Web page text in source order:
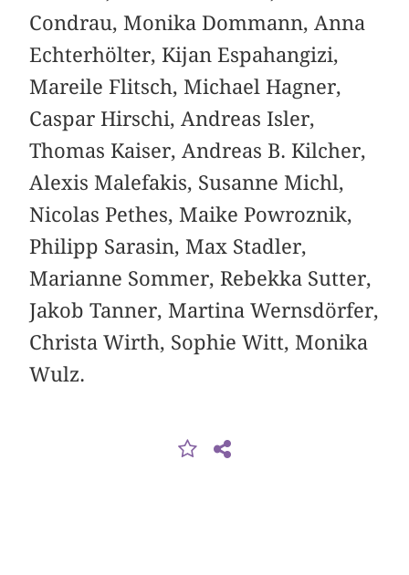
Condrau, Monika Dommann, Anna
Echterhölter, Kijan Espahangizi,
Mareile Flitsch, Michael Hagner,
Caspar Hirschi, Andreas Isler,
Thomas Kaiser, Andreas B. Kilcher,
Alexis Malefakis, Susanne Michl,
Nicolas Pethes, Maike Powroznik,
Philipp Sarasin, Max Stadler,
Marianne Sommer, Rebekka Sutter,
Jakob Tanner, Martina Wernsdörfer,
Christa Wirth, Sophie Witt, Monika
Wulz.